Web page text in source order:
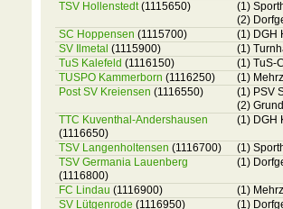
TSV Hollenstedt(1115650)
(1)
(2)
SC Hoppensen (1115700)
(1) DGH
SV Ilmetal (1115900)
(1)
TuS Kalefeld (1116150)
(1) TuS-
TUSPO Kammerborn (1116250)
(1)
Post SV Kreiensen (1116550)
(1) PSV
(2)
TTC Kuventhal-Andershausen
(1116650)
(1) DGH
TSV Langenholtensen (1116700)
(1)
TSV Germania Lauenberg
(1116800)
(1)
FC Lindau (1116900)
(1)
SV Lütgenrode (1116950) (1)